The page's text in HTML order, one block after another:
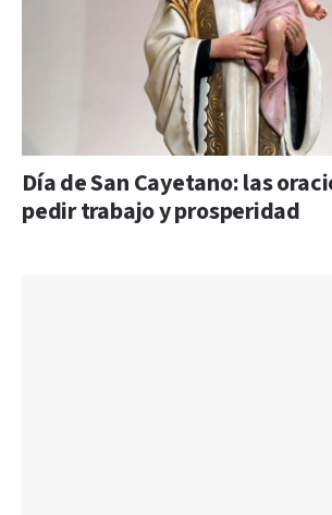
Día de San Cayetano: las
pedir trabajo y prosperidad